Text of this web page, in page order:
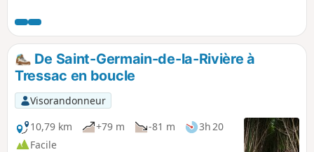
châteaux en font une randonnée
champêtre variée. Attention certains
secteurs sont en zone inondables.
De Saint-Germain-de-la-Rivière à
Tressac en boucle
Visorandonneur
10,79 km
+79 m -81 m
3h 20
Facile